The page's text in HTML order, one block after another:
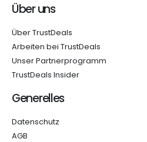
Über uns
Über TrustDeals
Arbeiten bei TrustDeals
Unser Partnerprogramm
TrustDeals Insider
Generelles
Datenschutz
AGB